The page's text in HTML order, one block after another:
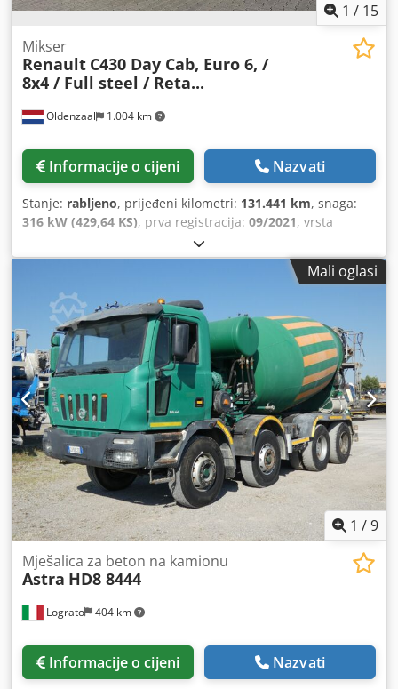
1 / 15
Oldenzaal 1.004 km
Mikser
Renault C430 Day Cab, Euro 6, /
8x4 / Full steel / Reta...
Informacije o cijeni Nazvati
Stanje: rabljeno, prijeđeni kilometri: 131.441 km, snaga:
316 kW (429,64 KS), prva registracija: 09/2021, vrsta
, dimenzija gume:
postotak, konfiguracija osovina:8x4, međuosovinski
, kapacitet spremnika
goriva:450 l , kočnice: retarder
automatski, broj stupnjeva prijenosa:12, emisijska klasa:
Euro 6, ovjes:parabolično pero (opruge)
, ukupna duljina:
9.100 mm, ukupna širina:2.550 mm, ukupna visina:3.900
mm, Godina proizvodnje:2021, Oprema:
ABS, grijač za
parkiranje, klima uređaj, retarder, tempomat,
Mali oglasi
1 /9
Lograto 404 km
Mješalica za beton na kamionu
Astra HD8 8444
Informacije o cijeni Nazvati